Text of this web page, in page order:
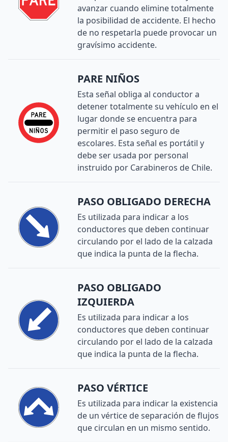
avanzar cuando elimine totalmente
la posibilidad de accidente. El hecho
de no respetarla puede provocar un
gravísimo accidente.
PARE NIÑOS
Esta señal obliga al conductor a
detener totalmente su vehículo en el
lugar donde se encuentra para
permitir el paso seguro de
escolares. Esta señal es portátil y
debe ser usada por personal
instruido por Carabineros de Chile.
PASO OBLIGADO DERECHA
Es utilizada para indicar a los
conductores que deben continuar
circulando por el lado de la calzada
que indica la punta de la flecha.
PASO OBLIGADO
IZQUIERDA
Es utilizada para indicar a los
conductores que deben continuar
circulando por el lado de la calzada
que indica la punta de la flecha.
PASO VÉRTICE
Es utilizada para indicar la existencia
de un vértice de separación de flujos
que circulan en un mismo sentido.